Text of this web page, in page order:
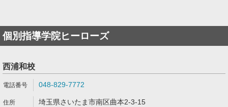
個別指導学院ヒーローズ
西浦和校
048-829-7772
埼玉県さいたま市南区曲本2-3-15